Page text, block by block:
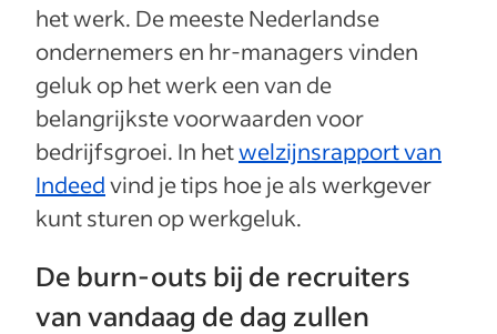
het werk. De meeste Nederlandse
ondernemers en hr-managers vinden
geluk op het werk een van de
belangrijkste voorwaarden voor
bedrijfsgroei. In hetwelzijnsrapport van
Indeedvind je tips hoe je als werkgever
kunt sturen op werkgeluk.
De burn-outs bij de recruiters
van vandaag de dag zullen